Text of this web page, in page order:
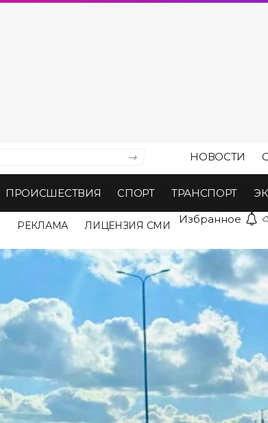
НОВОСТИ
ПРОИСШЕСТВИЯ СПОРТ ТРАНСПОРТ
РЕКЛАМА ЛИЦЕНЗИЯ СМИ Избранное